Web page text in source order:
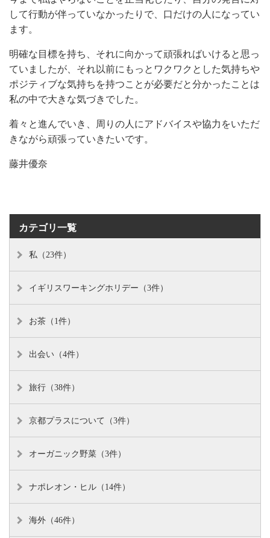
して行動が伴っていなかったりで、口だけの人になってい
ます。
明確な目標を持ち、それに向かって頑張ればいけると思っ
ていましたが、それ以前にもっとワクワクとした気持ちや
ポジティブな気持ちを持つことが必要だと分かったことは
私の中で大きな気づきでした。
着々と進んでいき、周りの人にアドバイスや協力をいただ
きながら頑張っていきたいです。
藤井優奈
カテゴリ一覧
私（23件）
イギリスワーキングホリデー（3件）
お茶（1件）
出会い（4件）
旅行（38件）
京都プラスについて（3件）
オーガニック野菜（3件）
ナポレオン・ヒル（14件）
海外（46件）